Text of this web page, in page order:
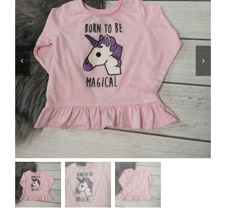
Jungen
Mädchen
Accesoires
Schuhe / Socken
Spielzeug
Babyausstattung
Krims Krams